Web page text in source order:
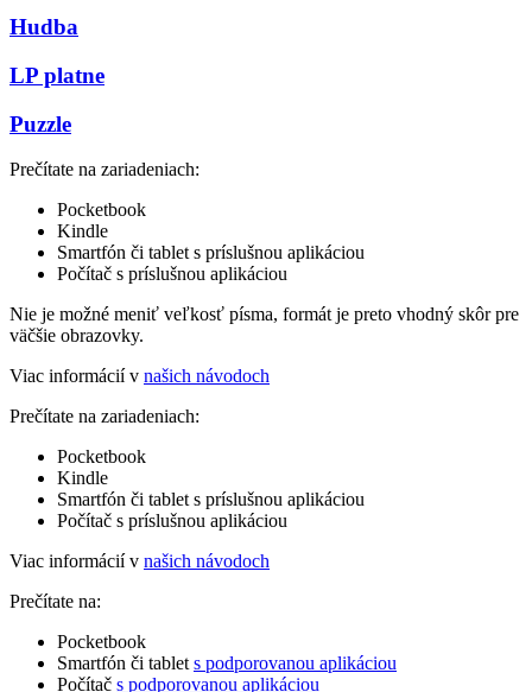
Hudba
LP platne
Puzzle
Prečítate na zariadeniach:
Pocketbook
Kindle
Smartfón či tablet s príslušnou aplikáciou
Počítač s príslušnou aplikáciou
Nie je možné meniť veľkosť písma, formát je preto vhodný skôr pre
väčšie obrazovky.
Viac informácií v našich návodoch
Prečítate na zariadeniach:
Pocketbook
Kindle
Smartfón či tablet s príslušnou aplikáciou
Počítač s príslušnou aplikáciou
Viac informácií v našich návodoch
Prečítate na:
Pocketbook
Smartfón či tablet s podporovanou aplikáciou
Počítač s podporovanou aplikáciou